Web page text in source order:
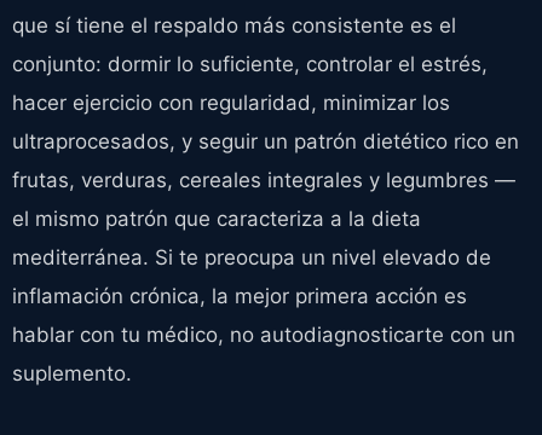
que sí tiene el respaldo más consistente es el
conjunto: dormir lo suficiente, controlar el estrés,
hacer ejercicio con regularidad, minimizar los
ultraprocesados, y seguir un patrón dietético rico en
frutas, verduras, cereales integrales y legumbres —
el mismo patrón que caracteriza a la dieta
mediterránea. Si te preocupa un nivel elevado de
inflamación crónica, la mejor primera acción es
hablar con tu médico, no autodiagnosticarte con un
suplemento.